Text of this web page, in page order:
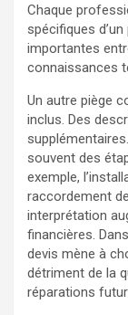
Chaque
spécifiques
importantes
connaissances
Un autre piège
inclus. Des
souvent des
exemple,
raccordement
interprétation
financières.
devis mène à
détriment de la
réparations